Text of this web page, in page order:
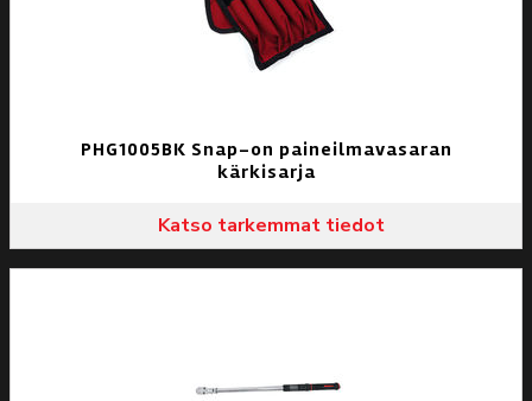
PHG1005BK Snap-on paineilmavasaran
kärkisarja
Katso tarkemmat tiedot